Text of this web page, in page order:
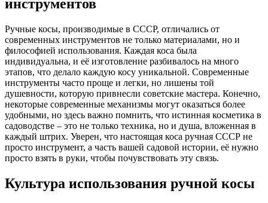
инструментов
Ручные косы, производимые в СССР, отличались от
современных инструментов не только материалами, но и
философией использования. Каждая коса была
индивидуальна, и её изготовление разбивалось на много
этапов, что делало каждую косу уникальной. Современные
инструменты часто проще и легки, но лишены той
душевности, которую привнесли советские мастера. Конечно,
некоторые современные механизмы могут оказаться более
удобными, но здесь важно помнить, что истинная косметика в
садоводстве – это не только техника, но и душа, вложенная в
каждый штрих. Уверен, что настоящая коса ручная СССР не
просто инструмент, а часть вашей садовой истории, её нужно
просто взять в руки, чтобы почувствовать эту связь.
Культура использования ручной косы